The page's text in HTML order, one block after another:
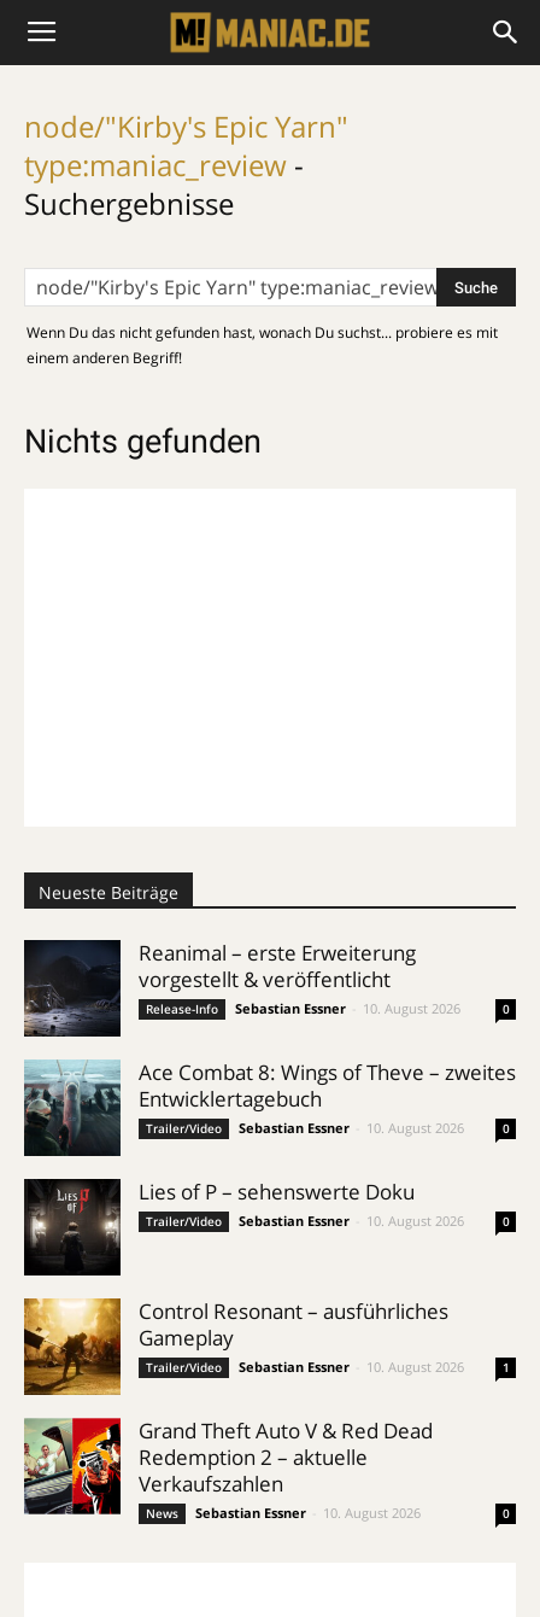
node/"Kirby's Epic Yarn"
type:maniac_review -
Suchergebnisse
Wenn Du das nicht gefunden hast, wonach Du suchst... probiere es mit
einem anderen Begriff!
Nichts gefunden
Neueste Beiträge
Reanimal – erste Erweiterung
vorgestellt & veröffentlicht
Release-Info Sebastian Essner 10. August 2026 0
Ace Combat 8: Wings of Theve – zweites
Entwicklertagebuch
Trailer/Video Sebastian Essner 10. August 2026 0
Lies of P – sehenswerte Doku
Trailer/Video Sebastian Essner 10. August 2026 0
Control Resonant – ausführliches
Gameplay
Trailer/Video Sebastian Essner 10. August 2026 1
Grand Theft Auto V & Red Dead
Redemption 2 – aktuelle
Verkaufszahlen
News Sebastian Essner 10. August 2026 0